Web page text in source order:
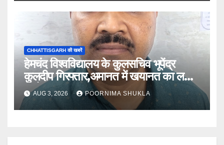
CHHATTISGARH की खबरें
हेमचंद विश्वविद्यालय के कुलसचिव भूपेंद्र
कुलदीप गिरफ्तार,अमानत में खयानत का लगा
आरोप
AUG 3, 2026 POORNIMA SHUKLA